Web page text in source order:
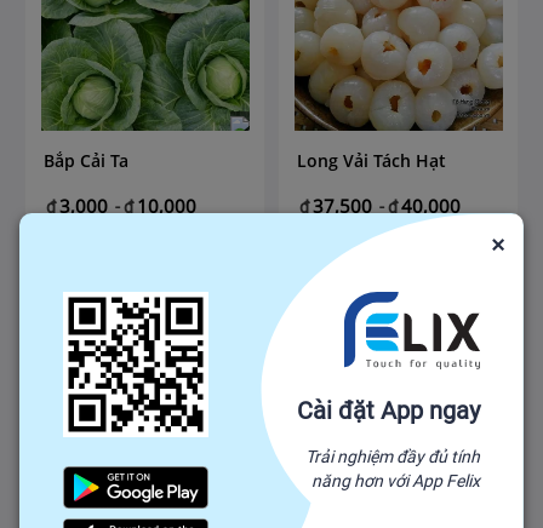
Bắp Cải Ta
₫3,000 -₫ 10,000
VN
Long Vải Tách Hạt
₫37,500 -₫40,000
Số lượng mua tối thiểu: 100 ×
Cài đặt App ngay
Trải nghiệm đầy đủ tính
năng hơn với App Felix